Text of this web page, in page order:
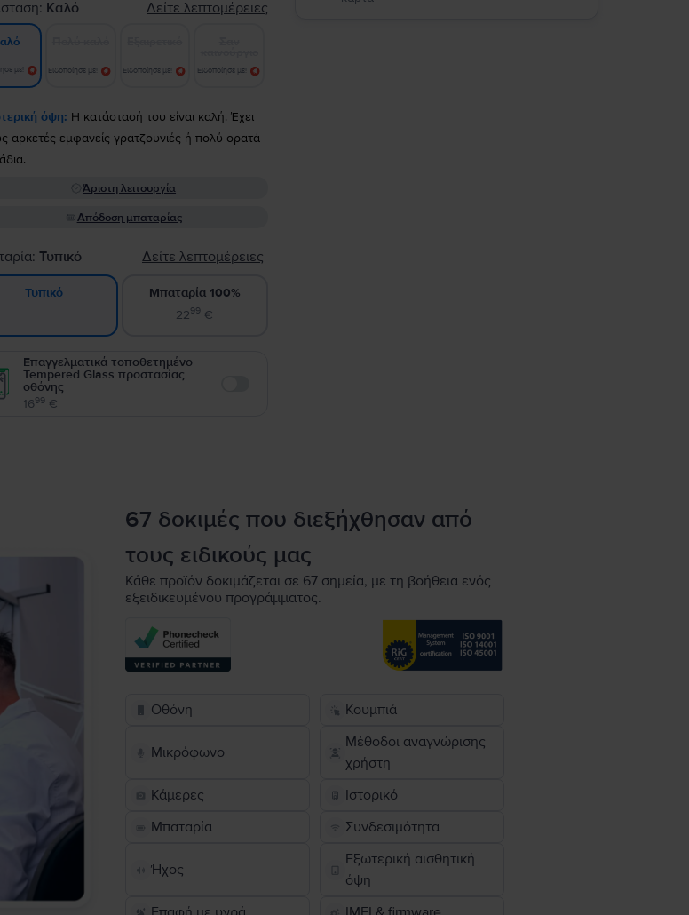
Καλό Δείτε λεπτομέρειες
με! Ειδοποίησε με! Ειδοποίησε με! Ειδοποίησε με!
όψη: Η κατάστασή του είναι καλή. Έχει
αρκετές εμφανείς γρατζουνιές ή πολύ ορατά
Άριστη λειτουργία
Απόδοση μπαταρίας
Τυπικό Δείτε λεπτομέρειες
Τυπικό
Μπαταρία 100%
2299 €
Επαγγελματικά τοποθετημένο
Tempered Glass προστασίας
οθόνης
1699 €
67 δοκιμές που διεξήχθησαν από
τους ειδικούς μας
Κάθε προϊόν δοκιμάζεται σε 67 σημεία, με τη βοήθεια ενός
εξειδικευμένου προγράμματος.
Οθόνη Κουμπιά
Μικρόφωνο
Μέθοδοι αναγνώρισης
χρήστη
Κάμερες
Ιστορικό
Μπαταρία
Συνδεσιμότητα
Ήχος
Εξωτερική αισθητική
όψη